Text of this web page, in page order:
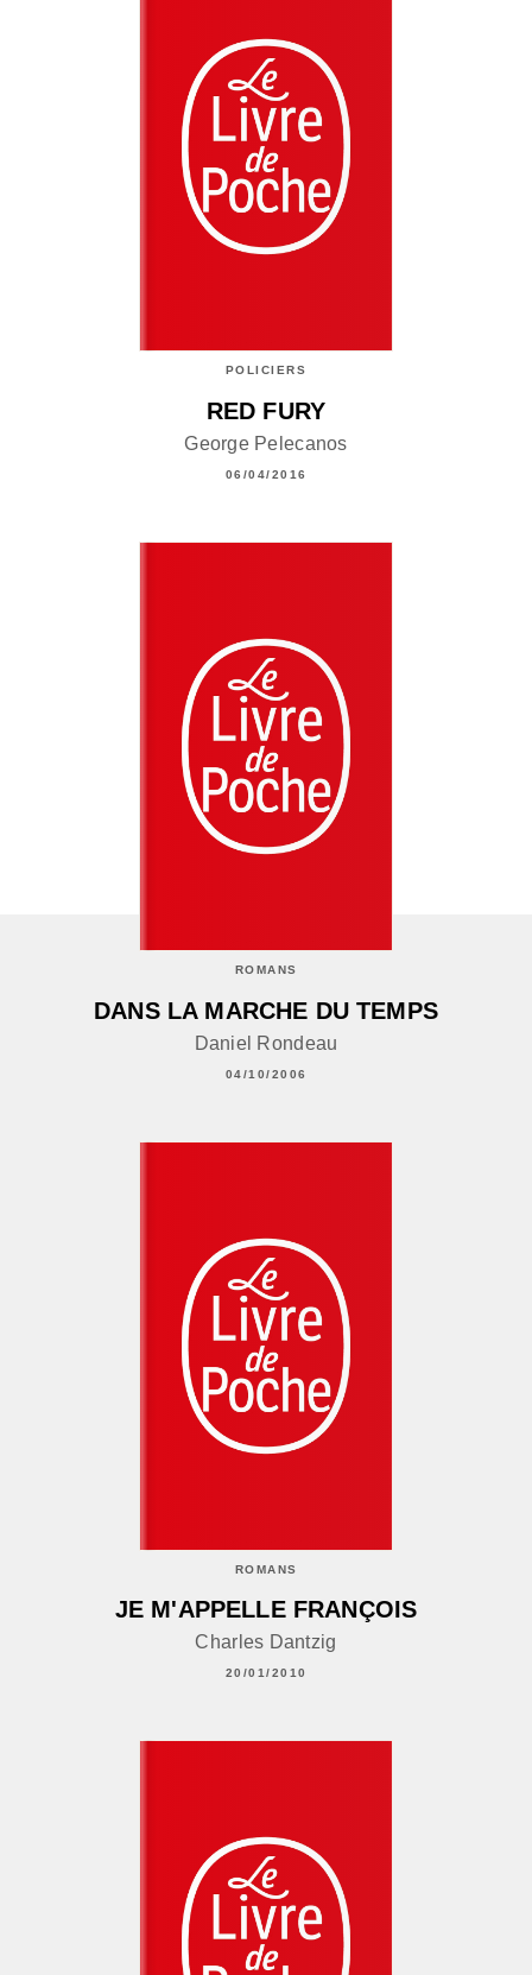
POLICIERS
RED FURY
George Pelecanos
06/04/2016
ROMANS
DANS LA MARCHE DU TEMPS
Daniel Rondeau
04/10/2006
ROMANS
JE M'APPELLE FRANÇOIS
Charles Dantzig
20/01/2010